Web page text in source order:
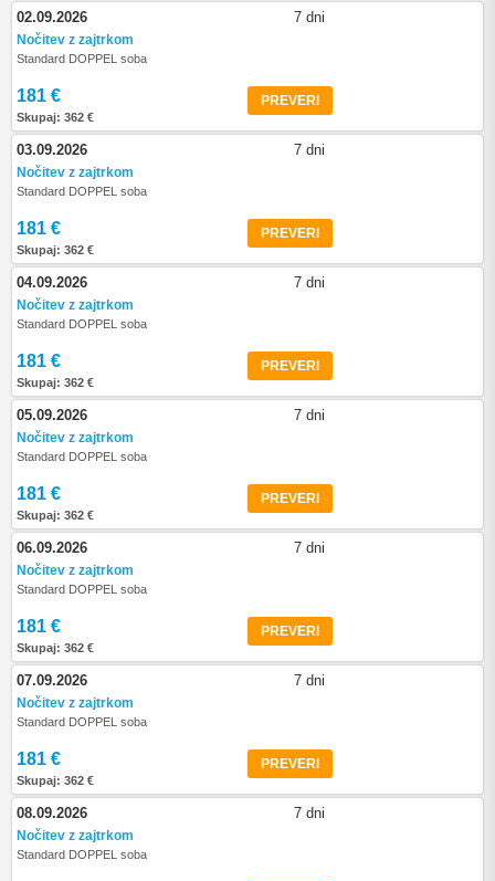
02.09.2026 7 dni
Nočitev z zajtrkom
Standard DOPPEL soba
181 €
Skupaj: 362 €
PREVERI
03.09.2026 7 dni
Nočitev z zajtrkom
Standard DOPPEL soba
181 €
Skupaj: 362 €
PREVERI
04.09.2026 7 dni
Nočitev z zajtrkom
Standard DOPPEL soba
181 €
Skupaj: 362 €
PREVERI
05.09.2026 7 dni
Nočitev z zajtrkom
Standard DOPPEL soba
181 €
Skupaj: 362 €
PREVERI
06.09.2026 7 dni
Nočitev z zajtrkom
Standard DOPPEL soba
181 €
Skupaj: 362 €
PREVERI
07.09.2026 7 dni
Nočitev z zajtrkom
Standard DOPPEL soba
181 €
Skupaj: 362 €
PREVERI
08.09.2026 7 dni
Nočitev z zajtrkom
Standard DOPPEL soba